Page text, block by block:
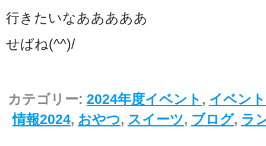
行きたいなあああああ
せばね(^^)/
カテゴリー: 2024年度イベント , イベント
情報2024, おやつ, スイーツ, ブログ, ラ